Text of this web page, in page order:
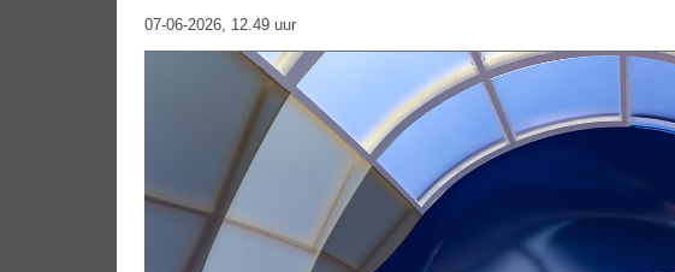
07-06-2026, 12.49 uur